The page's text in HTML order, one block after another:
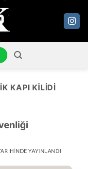
KAPI KILIDI
YAYINLANDI